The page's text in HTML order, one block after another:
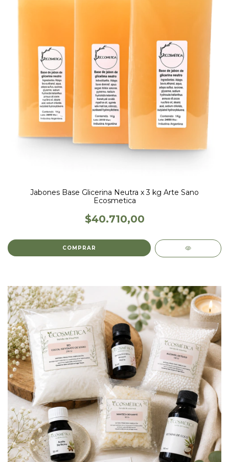
Jabones Base Glicerina Neutra x 3 kg Arte Sano
Ecosmetica
$40.710,00